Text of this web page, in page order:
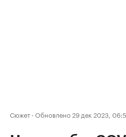
Сюжет · Обновлено 29 дек 2023,